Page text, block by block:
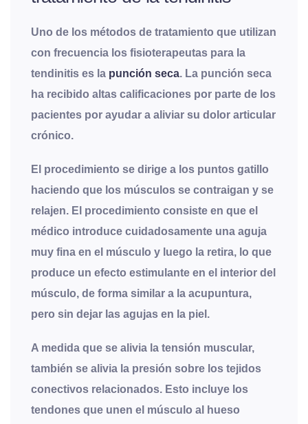
Uno de los métodos de tratamiento que utilizan
con frecuencia los fisioterapeutas para la
tendinitis es la punción seca. La punción seca
ha recibido altas calificaciones por parte de los
pacientes por ayudar a aliviar su dolor articular
crónico.
El procedimiento se dirige a los puntos gatillo
haciendo que los músculos se contraigan y se
relajen. El procedimiento consiste en que el
médico introduce cuidadosamente una aguja
muy fina en el músculo y luego la retira, lo que
produce un efecto estimulante en el interior del
músculo, de forma similar a la acupuntura,
pero sin dejar las agujas en la piel.
A medida que se alivia la tensión muscular,
también se alivia la presión sobre los tejidos
conectivos relacionados. Esto incluye los
tendones que unen el músculo al hueso